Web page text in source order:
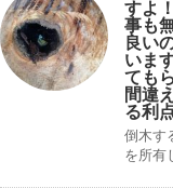
すよ
事も
良い
いま
ても
間違
る利
倒木す
を所有